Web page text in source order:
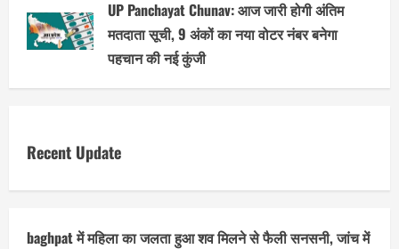
UP Panchayat Chunav: आज जारी होगी अंतिम
मतदाता सूची, 9 अंकों का नया वोटर नंबर बनेगा
पहचान की नई कुंजी
Recent Update
baghpat में महिला का जलता हुआ शव मिलने से फैली सनसनी, जांच में